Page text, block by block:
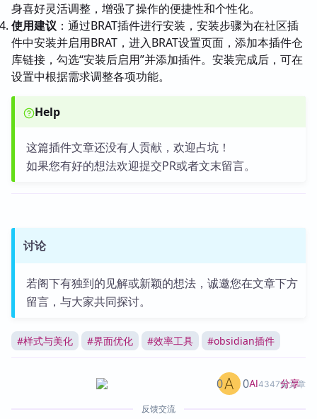
身喜好灵活调整，增强了操作的便捷性和个性化。
使用建议 ：通过BRAT插件进行安装，安装步骤为在社区插
件中安装并启用BRAT，进入BRAT设置页面，添加本插件仓
库链接，勾选“安装后启用”并添加插件。安装完成后，可在
设置中根据需求调整各项功能。
Help
这篇插件文章还没有人贡献，欢迎占坑！
如果您有好的想法欢迎提交PR或者文末留言。
讨论
若阁下有独到的见解或新颖的想法，诚邀您在文章下方
留言，与大家共同探讨。
#样式与美化 #界面优化 #效率工具 #obsidian插件
AI4347篇文章
0 0 分享
反馈交流